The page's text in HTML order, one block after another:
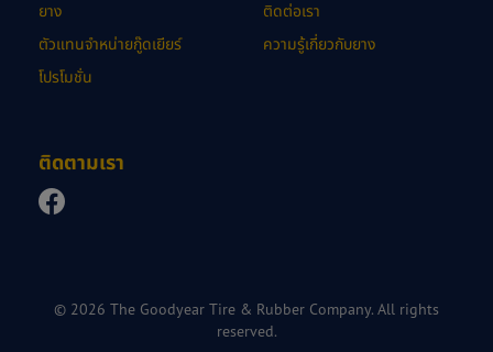
ยาง
ตัวแทนจำหน่ายกู๊ดเยียร์
โปรโมชั่น
ติดต่อเรา
ความรู้เกี่ยวกับยาง
ติดตามเรา
© 2026 The Goodyear Tire & Rubber Company. All rights
reserved.